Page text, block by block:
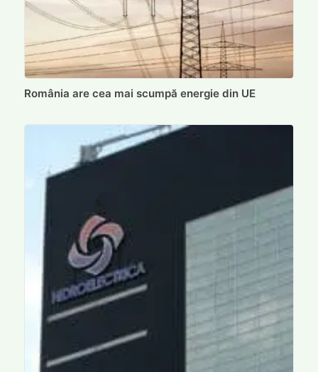
România are cea mai scumpă energie din UE